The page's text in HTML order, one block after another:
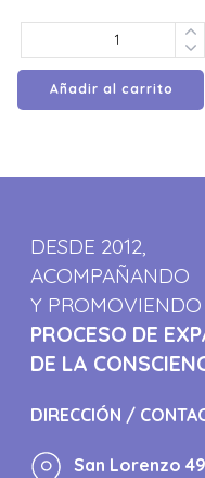
Añadir al carrito
DESDE 2012,
ACOMPAÑANDO
Y
PROCESO DE
DE LA
DIRECCIÓN /
San Lorenzo